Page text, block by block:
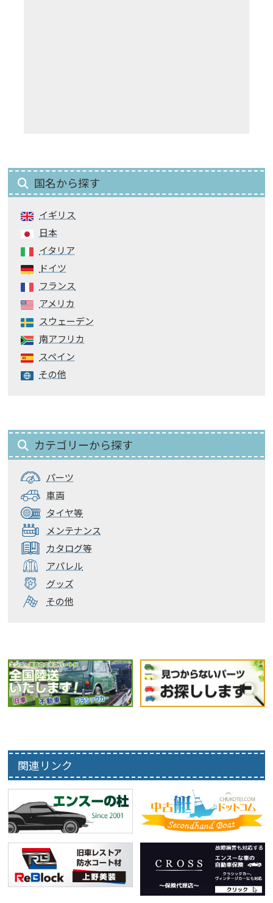
国名から探す
イギリス
日本
イタリア
ドイツ
フランス
アメリカ
スウェーデン
南アフリカ
スペイン
その他
カテゴリーから探す
パーツ
車両
タイヤ等
メンテナンス
カタログ等
アパレル
グッズ
その他
関連リンク